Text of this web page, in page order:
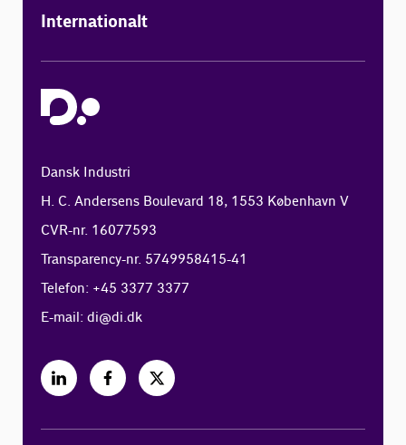
Internationalt
Dansk Industri
H. C. Andersens Boulevard 18, 1553 København V
CVR-nr. 16077593
Transparency-nr. 5749958415-41
Telefon: +45 3377 3377
E-mail:di@di.dk